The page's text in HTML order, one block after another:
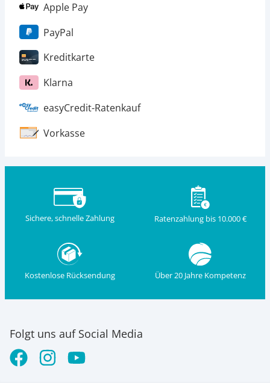
Apple Pay
PayPal
Kreditkarte
Klarna
easyCredit-Ratenkauf
Vorkasse
Sichere, schnelle Zahlung Ratenzahlung bis 10.000 €
Kostenlose Rücksendung Über 20 Jahre Kompetenz
Folgt uns auf Social Media